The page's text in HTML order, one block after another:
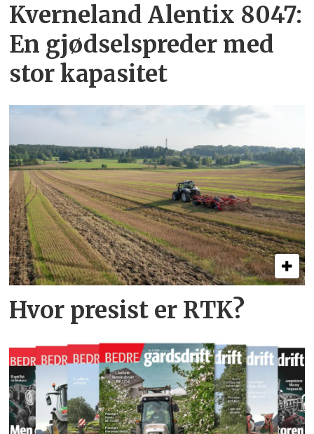
Kverneland Alentix 8047:
En gjødsel­spreder med
stor kapasitet
Hvor presist er RTK?